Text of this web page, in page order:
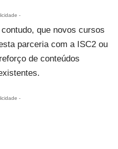
-
que novos cursos
parceria com a ISC2 ou
de conteúdos
-